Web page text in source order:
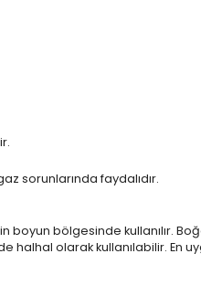
sorunlarında faydalıdır.
boyun bölgesinde kullanılır.
olarak kullanılabilir. En